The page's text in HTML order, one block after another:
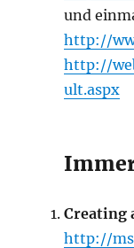
und
http://
http://
ult.aspx
Creating
http://